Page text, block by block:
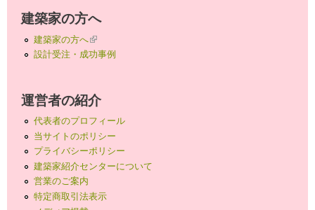
建築家の方へ
建築家の方へ(link is external)
設計受注・成功事例
運営者の紹介
代表者のプロフィール
当サイトのポリシー
プライバシーポリシー
建築家紹介センターについて
営業のご案内
特定商取引法表示